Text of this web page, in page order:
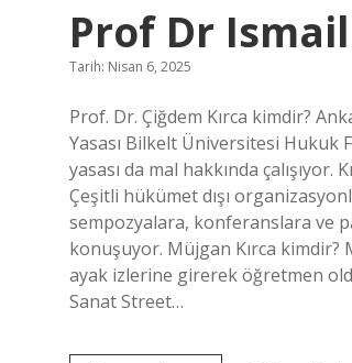
Prof Dr
Tarih: Nisan 6, 2025
Prof. Dr. Çiğdem Kırca kimdir?
Yasası Bilkelt Üniversitesi Hukuk
yasası da mal hakkında çalışıyor.
Çeşitli hükümet dışı
sempozyalara, konferanslara ve
konuşuyor. Müjgan Kırca kimdir?
ayak izlerine girerek öğretmen
Sanat Street…